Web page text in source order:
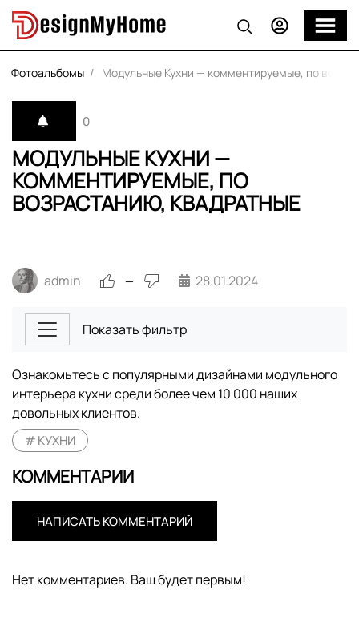
Фотоальбомы Модульные Кухни — комментируемые, по
МОДУЛЬНЫЕ КУХНИ —
КОММЕНТИРУЕМЫЕ, ПО
ВОЗРАСТАНИЮ, КВАДРАТНЫЕ
0
admin — 28.01.2024
Показать фильтр
Ознакомьтесь с популярными дизайнами модульного
интерьера кухни среди более чем 10 000 наших
довольных клиентов.
КУХНИ
КОММЕНТАРИИ
НАПИСАТЬ КОММЕНТАРИЙ
Нет комментариев. Ваш будет первым!